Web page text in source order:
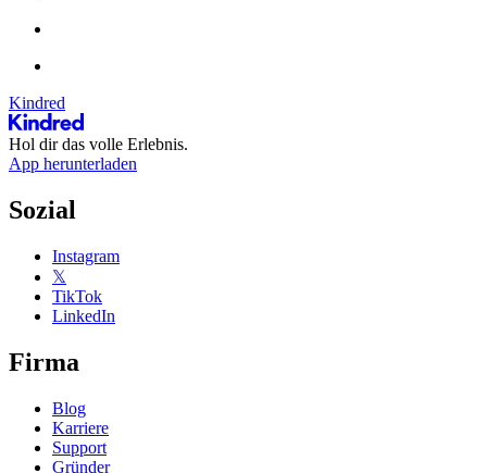
Kindred
Hol dir das volle Erlebnis.
App herunterladen
Sozial
Instagram
𝕏
TikTok
LinkedIn
Firma
Blog
Karriere
Support
Gründer